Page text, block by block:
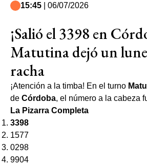
15:45 | 06/07/2026
¡Salió el 3398 en
Matutina dejó un
racha
¡Atención a la timba! En el turno
de Córdoba, el número a la cabeza
La Pizarra Completa
3398
1577
0298
9904